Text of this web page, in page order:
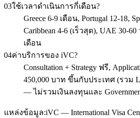
03ใช้เวลาดำเนินการกี่เดือน?
Greece 6-9 เดือน, Portugal 12-18,
Caribbean 4-6 (เร็วสุด), UAE 30-
เดือน
04ค่าบริการของ iVC?
Consultation + Strategy ฟรี,
450,000 บาท ขึ้นกับประเทศ (รวม
— ไม่รวมเงินลงทุนและ
แหล่งข้อมูล:iVC — International Visa